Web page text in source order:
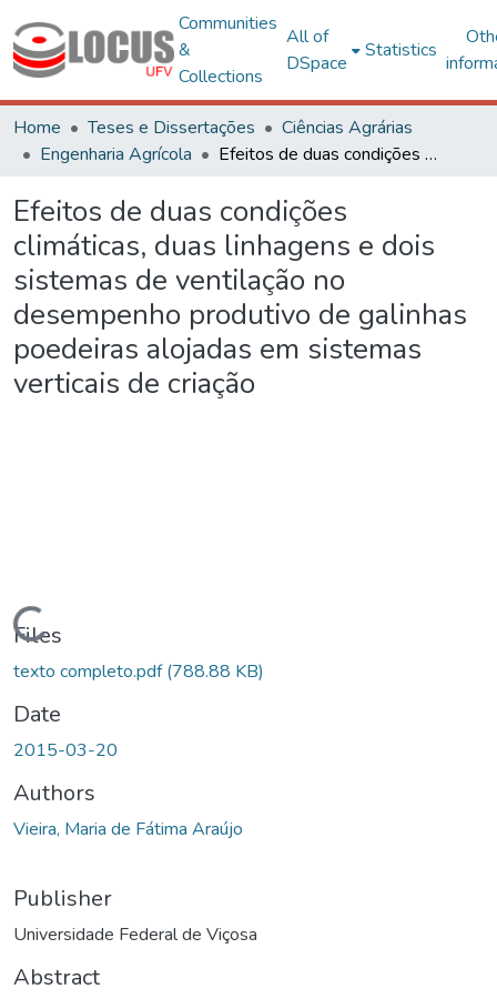
Communities
&
Collections
All of
DSpace
Statistics
Home Teses e Dissertações
Ciências Agrárias
Engenharia Agrícola
Efeitos de duas condições climáticas, duas linhagens e dois sistemas de ventilação no desempenho produtivo de galinhas poedeiras alojadas em sistemas verticais de criação
Efeitos de duas condições
climáticas, duas linhagens e dois
sistemas de ventilação no
desempenho produtivo de galinhas
poedeiras alojadas em sistemas
verticais de criação
Files
texto completo.pdf(788.88 KB)
Date
2015-03-20
Authors
Vieira, Maria de Fátima Araújo
Publisher
Universidade Federal de Viçosa
Abstract